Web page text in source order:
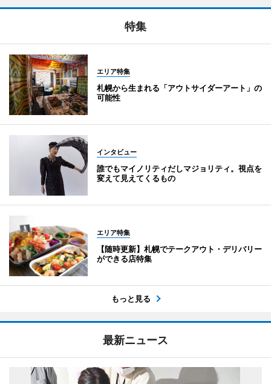
特集
エリア特集
札幌から生まれる「アウトサイダーアート」の
可能性
インタビュー
誰でもマイノリティだしマジョリティ。視点を
変えて見えてくるもの
エリア特集
【随時更新】札幌でテークアウト・デリバリー
ができる店特集
もっと見る
最新ニュース